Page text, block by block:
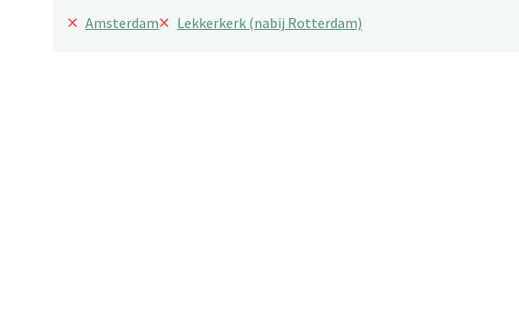
× Amsterdam× Lekkerkerk (nabij Rotterdam)